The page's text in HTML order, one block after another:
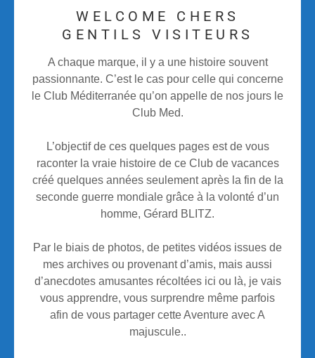
WELCOME CHERS
GENTILS VISITEURS
A chaque marque, il y a une histoire souvent
passionnante. C’est le cas pour celle qui concerne
le Club Méditerranée qu’on appelle de nos jours le
Club Med.
L’objectif de ces quelques pages est de vous
raconter la vraie histoire de ce Club de vacances
créé quelques années seulement après la fin de la
seconde guerre mondiale grâce à la volonté d’un
homme, Gérard BLITZ.
Par le biais de photos, de petites vidéos issues de
mes archives ou provenant d’amis, mais aussi
d’anecdotes amusantes récoltées ici ou là, je vais
vous apprendre, vous surprendre même parfois
afin de vous partager cette Aventure avec A
majuscule..